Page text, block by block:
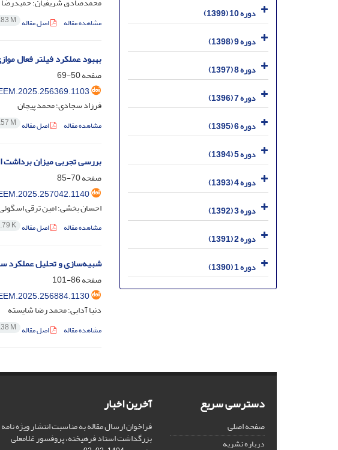
مشاهده مقاله اصل مقاله M
بهبود عملکرد فیلتر فعال
صفحه50-69
فرزاد سجادی؛ محمد پیچان
مشاهده مقاله اصل مقاله M
بررسی تجربی میزان برداشت
صفحه70-85
احسان بخشی؛ امین ترقی
مشاهده مقاله اصل مقاله K
شبیه‌سازی و تحلیل عملکرد
صفحه86-101
دنیا آدابی؛ محمد رضا شایسته
مشاهده مقاله اصل مقاله M
دوره 10 (1399)
دوره 9 (1398)
دوره 8 (1397)
دوره 7 (1396)
دوره 6 (1395)
دوره 5 (1394)
دوره 4 (1393)
دوره 3 (1392)
دوره 2 (1391)
دوره 1 (1390)
دسترسی سریع
صفحه اصلی
درباره نشریه
آخرین اخبار
فراخوان ارسال مقاله به مناسبت انتشار ویژه نامه
بزرگداشت استاد فرهیخته، پروفسور غلامعلی